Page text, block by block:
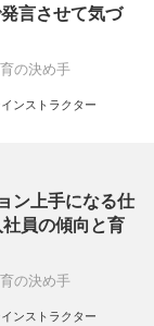
言させて気づ
の決め手
ンストラクター
ン上手になる仕
員の傾向と育
の決め手
ンストラクター